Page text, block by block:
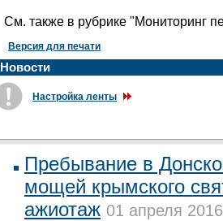
См. также в рубрике "Мониторинг
Версия для печати
Новости
Настройка ленты
Пребывание в
мощей крымского
ажиотаж 01 апреля